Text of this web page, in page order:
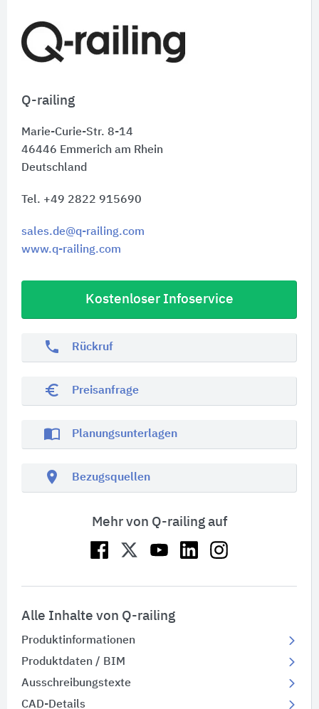
Q-railing
Marie-Curie-Str. 8-14
46446 Emmerich am Rhein
Deutschland
Tel. +49 2822 915690
sales.de@q-railing.com
www.q-railing.com
Kostenloser Infoservice
phone Rückruf
euro_symbol Preisanfrage
import_contacts Planungsunterlagen
location_on Bezugsquellen
Mehr von Q-railing auf
Alle Inhalte von Q-railing
Produktinformationen
Produktdaten / BIM
Ausschreibungstexte
CAD-Details